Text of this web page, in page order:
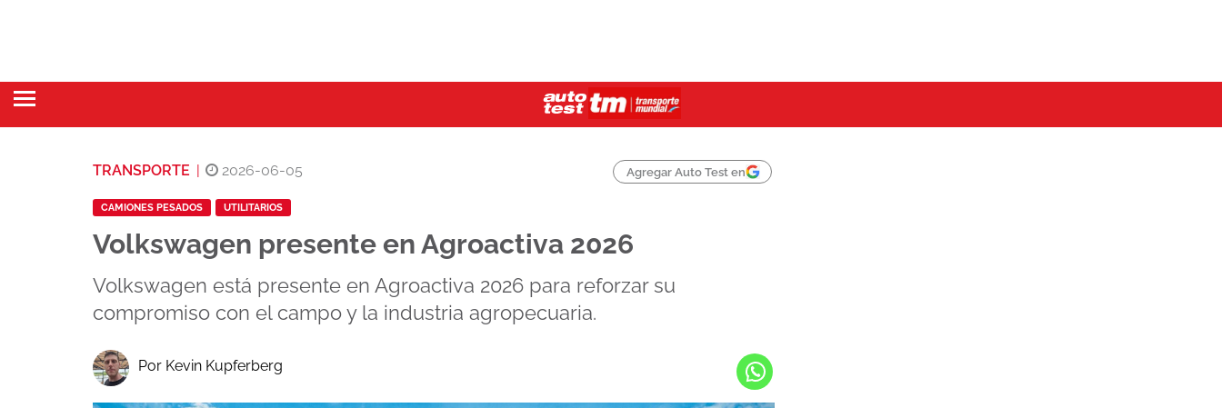
TRANSPORTE 2026-06-05 Agregar Auto Test en
CAMIONES PESADOS UTILITARIOS
Volkswagen presente en Agroactiva 2026
Volkswagen está presente en Agroactiva 2026 para reforzar su
compromiso con el campo y la industria agropecuaria.
Por Kevin Kupferberg